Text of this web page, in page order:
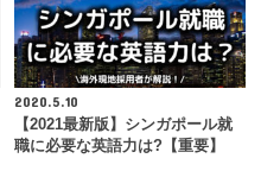
2020.5.10
【2021最新版】シンガポール就
職に必要な英語力は?【重要】